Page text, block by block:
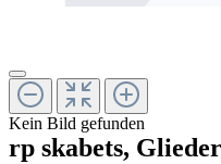
Kein Bild gefunden
rp skabets,